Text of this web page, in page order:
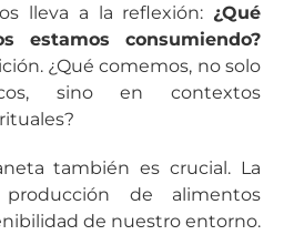
lleva a la reflexión: ¿Qué
estamos consumiendo?
¿Qué comemos, no solo
sino en contextos
también es crucial. La
de alimentos
de nuestro entorno.